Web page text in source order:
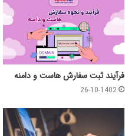
فرآیند ثبت سفارش هاست و دامنه
26-10-1402